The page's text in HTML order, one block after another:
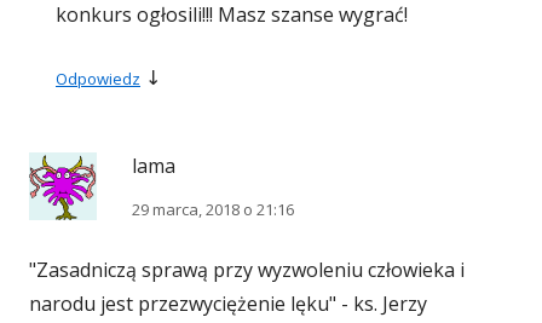
konkurs ogłosili!!! Masz szanse wygrać!
Odpowiedz ↓
lama
29 marca, 2018 o 21:16
"Zasadniczą sprawą przy wyzwoleniu człowieka i
narodu jest przezwyciężenie lęku" - ks. Jerzy